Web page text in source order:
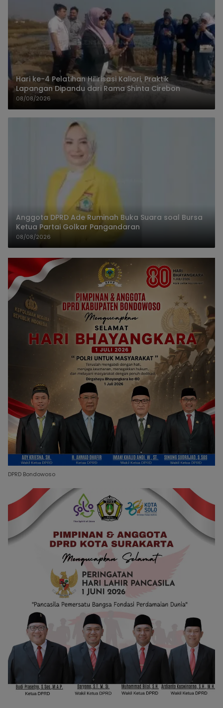
Hari ke-4 Pelatihan Hilirisasi Kaliori, Praktik
Lapangan Dipandu dari Rama Shinta Cirebon
08/08/2026
Anggota DPRD Ade Ruminah Buka Suara soal Bursa
Ketua Partai Golkar Pangandaran
08/08/2026
DPRD Bondowoso